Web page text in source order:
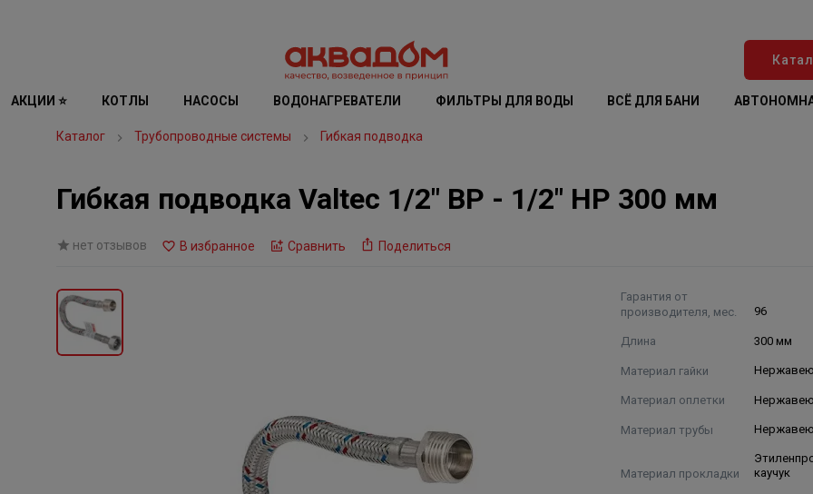
АКЦИИ ⭐ КОТЛЫ НАСОСЫ ВОДОНАГРЕВАТЕЛИ ФИЛЬТРЫ ДЛЯ ВОДЫ ВСЁ ДЛЯ БАНИ
Каталог Трубопроводные системы Гибкая подводка
Гибкая подводка Valtec 1/2" ВР - 1/2" НР 300 мм
нет отзывов В избранное Сравнить Поделиться
Гарантия от
производителя, мес.
96
Длина 300 мм
Материал гайки
Материал оплетки
Материал трубы
Материал прокладки
каучук